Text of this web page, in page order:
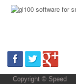
Copyright © Speed